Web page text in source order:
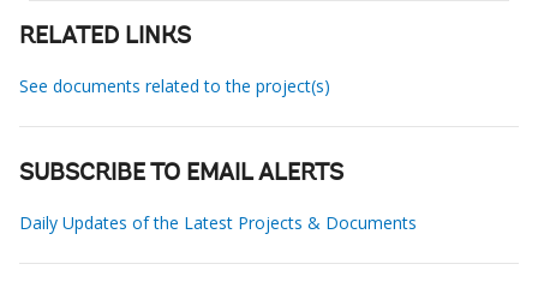
RELATED LINKS
See documents related to the project(s)
SUBSCRIBE TO EMAIL ALERTS
Daily Updates of the Latest Projects & Documents